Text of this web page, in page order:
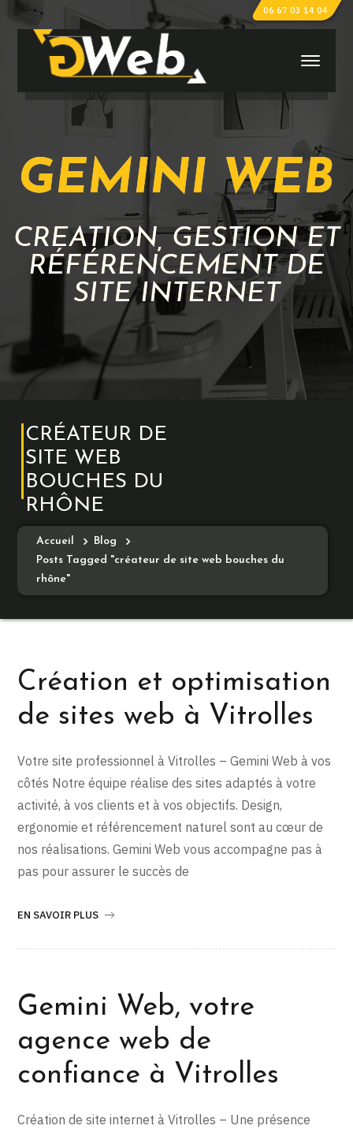
06 67 03 14 04
GEMINI WEB
CRÉATION, GESTION ET
RÉFÉRENCEMENT DE
SITE INTERNET
CRÉATEUR DE
SITE WEB
BOUCHES DU
RHÔNE
Accueil
Blog
Posts Tagged "créateur de site web bouches du
rhône"
Création et optimisation
de sites web à Vitrolles
Votre site professionnel à Vitrolles – Gemini Web à vos
côtés Notre équipe réalise des sites adaptés à votre
activité, à vos clients et à vos objectifs. Design,
ergonomie et référencement naturel sont au cœur de
nos réalisations. Gemini Web vous accompagne pas à
pas pour assurer le succès de
EN SAVOIR PLUS
Gemini Web, votre
agence web de
confiance à Vitrolles
Création de site internet à Vitrolles – Une présence